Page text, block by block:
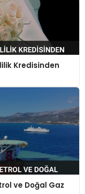
Kredisinden
ve Doğal Gaz